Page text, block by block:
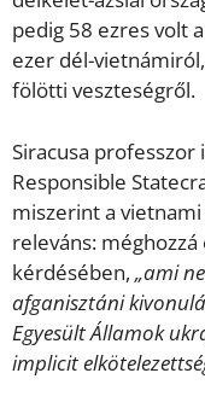
pedig 58 ezres volt
ezer dél-
fölötti veszteségről.
Siracusa
Responsible
miszerint a
releváns: méghozzá
kérdésében, „ami
afganisztáni
Egyesült Államok
implicit